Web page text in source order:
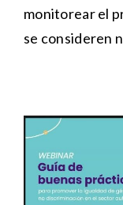
monitorear el
se consideren